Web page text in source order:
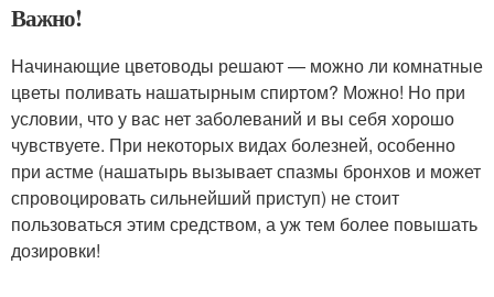
Важно!
Начинающие цветоводы решают — можно ли комнатные
цветы поливать нашатырным спиртом? Можно! Но при
условии, что у вас нет заболеваний и вы себя хорошо
чувствуете. При некоторых видах болезней, особенно
при астме (нашатырь вызывает спазмы бронхов и может
спровоцировать сильнейший приступ) не стоит
пользоваться этим средством, а уж тем более повышать
дозировки!